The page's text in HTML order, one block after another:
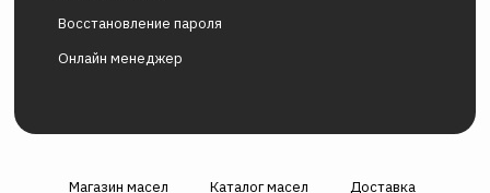
Восстановление пароля
Онлайн менеджер
Магазин масел Каталог масел Доставка